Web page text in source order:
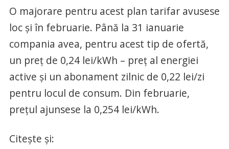
O majorare pentru acest plan tarifar avusese
loc și în februarie. Până la 31 ianuarie
compania avea, pentru acest tip de ofertă,
un preț de 0,24 lei/kWh – preț al energiei
active și un abonament zilnic de 0,22 lei/zi
pentru locul de consum. Din februarie,
prețul ajunsese la 0,254 lei/kWh.
Citește și: